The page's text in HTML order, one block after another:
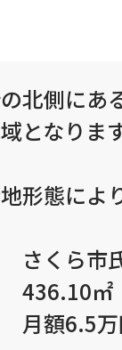
北側にあ
となります
形態によ
ら市氏
436.10㎡
月額6.5